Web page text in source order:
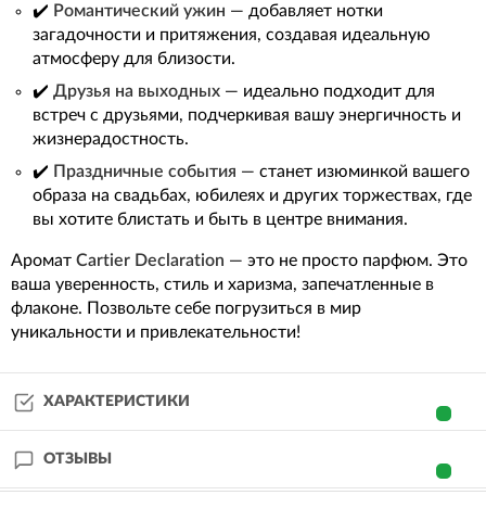
✔️ Романтический ужин — добавляет нотки
загадочности и притяжения, создавая идеальную
атмосферу для близости.
✔️ Друзья на выходных — идеально подходит для
встреч с друзьями, подчеркивая вашу энергичность и
жизнерадостность.
✔️ Праздничные события — станет изюминкой вашего
образа на свадьбах, юбилеях и других торжествах, где
вы хотите блистать и быть в центре внимания.
Аромат Cartier Declaration — это не просто парфюм. Это
ваша уверенность, стиль и харизма, запечатленные в
флаконе. Позвольте себе погрузиться в мир
уникальности и привлекательности!
ХАРАКТЕРИСТИКИ
ОТЗЫВЫ